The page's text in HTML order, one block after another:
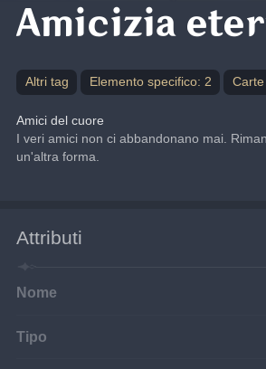
Amicizia
Altri tag Elemento specifico: 2
Amici del cuore
I veri amici non ci abbandonano mai.
un'altra forma.
Attributi
Nome
Tipo